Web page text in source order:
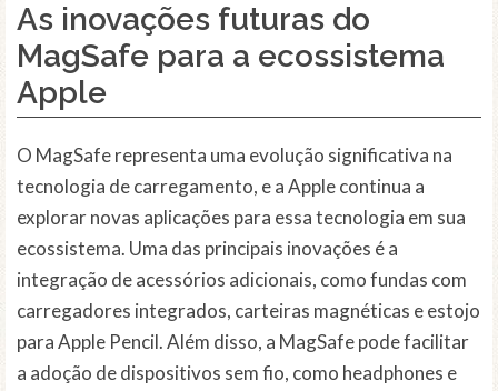
As inovações futuras do
MagSafe para a ecossistema
Apple
O MagSafe representa uma evolução significativa na
tecnologia de carregamento, e a Apple continua a
explorar novas aplicações para essa tecnologia em sua
ecossistema. Uma das principais inovações é a
integração de acessórios adicionais, como fundas com
carregadores integrados, carteiras magnéticas e estojo
para Apple Pencil. Além disso, a MagSafe pode facilitar
a adoção de dispositivos sem fio, como headphones e